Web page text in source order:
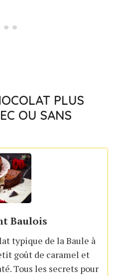
PLUS
OU SANS
Baulois
typique de la Baule à
goût de caramel et
Tous les secrets pour